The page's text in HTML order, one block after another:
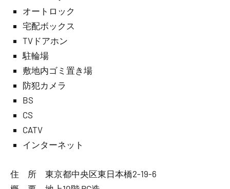
オートロック
宅配ボックス
TVドアホン
駐輪場
敷地内ゴミ置き場
防犯カメラ
BS
CS
CATV
インターネット
住 所 東京都中央区東日本橋2-19-6